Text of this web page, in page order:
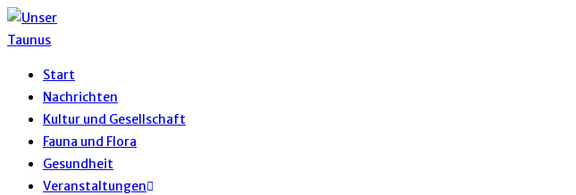
Zum
Inhalt
Start
Nachrichten
Kultur und Gesellschaft
Fauna und Flora
Gesundheit
Veranstaltungen